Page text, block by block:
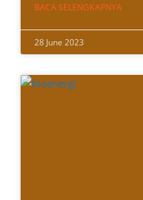
BACA SELENGKAPNYA
28 June 2023